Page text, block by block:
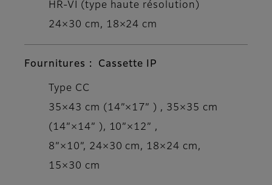
HR-VI (type haute résolution)
24×30 cm, 18×24 cm
Fournitures : Cassette IP
Type CC
35×43 cm (14”×17” ) , 35×35 cm
(14”×14” ), 10”×12” ,
8”×10”, 24×30 cm, 18×24 cm,
15×30 cm